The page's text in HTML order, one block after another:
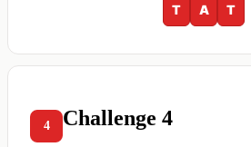
T A T
4 Challenge 4